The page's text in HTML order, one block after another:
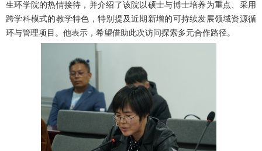
生环学院的热情接待，并介绍了该院以硕士与博士培养为重点、采用
跨学科模式的教学特色，特别提及近期新增的可持续发展领域资源循
环与管理项目。他表示，希望借助此次访问探索多元合作路径。